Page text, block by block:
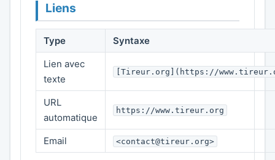
Liens
Type
Syntaxe
Lien avec
texte
[Tireur.org](https://
URL
automatique
https://www.tireur.org
Email <contact@tireur.org>